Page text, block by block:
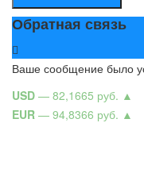
Обратная связь
Ваше сообщение было
USD — 82,1665 руб. ▲
EUR — 94,8366 руб. ▲